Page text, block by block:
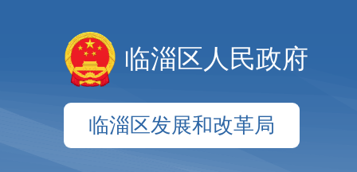
临淄区人民政府
临淄区发展和改革局